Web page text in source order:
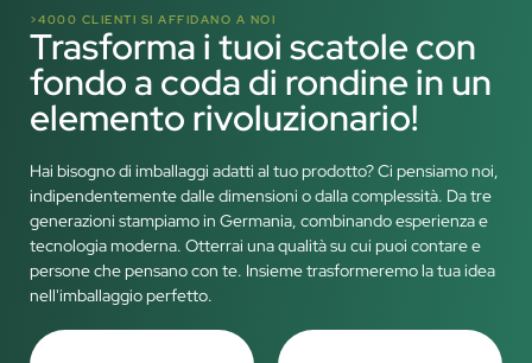
>4000 CLIENTI SI AFFIDANO A NOI
Trasforma i tuoi scatole con
fondo a coda di rondine in un
elemento rivoluzionario!
Hai bisogno di imballaggi adatti al tuo prodotto? Ci pensiamo noi,
indipendentemente dalle dimensioni o dalla complessità. Da tre
generazioni stampiamo in Germania, combinando esperienza e
tecnologia moderna. Otterrai una qualità su cui puoi contare e
persone che pensano con te. Insieme trasformeremo la tua idea
nell'imballaggio perfetto.